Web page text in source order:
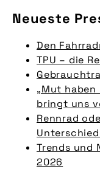
Neueste
Den
TPU – die
„Mut
bringt uns
Rennrad
Trends und
2026